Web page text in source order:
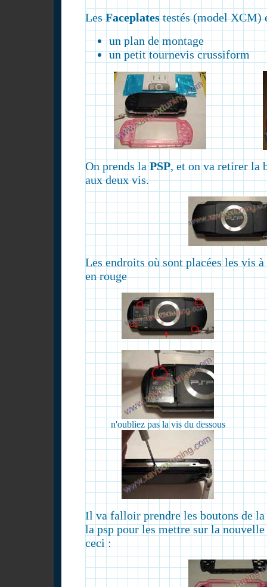
LesFaceplatestestés (model XCM)
un plan de montage
un petit tournevis crussiform
On prends la PSP, et on va retirer la
aux deux vis.
Les endroits où sont placées les vis
en rouge
n'oubliez pas la vis du dessous
Il va falloir prendre les boutons de
la psp pour les mettre sur la
ceci :